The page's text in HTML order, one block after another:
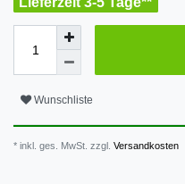
Wunschliste
* inkl. ges. MwSt. zzgl. Versandkosten